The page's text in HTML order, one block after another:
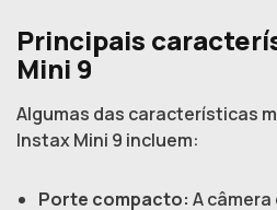
Principais
Mini 9
Algumas das características
Instax Mini 9 incluem:
Porte compacto: A câmera